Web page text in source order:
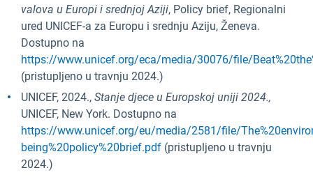
valova u Europi i srednjoj Aziji, Policy brief, Regionalni
ured UNICEF-a za Europu i srednju Aziju, Ženeva.
Dostupno na
https://www.unicef.org/eca/media/30076/file/
(pristupljeno u travnju 2024.)
UNICEF, 2024., Stanje djece u Europskoj uniji 2024.,
UNICEF, New York. Dostupno na
https://www.unicef.org/eu/media/2581/file/
being%20policy%20brief.pdf (pristupljeno u travnju
2024.)